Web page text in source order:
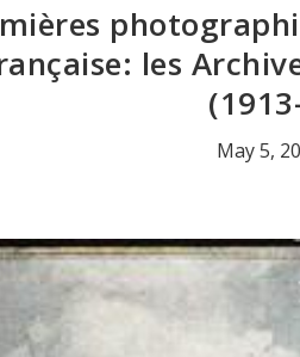
les
May 5,